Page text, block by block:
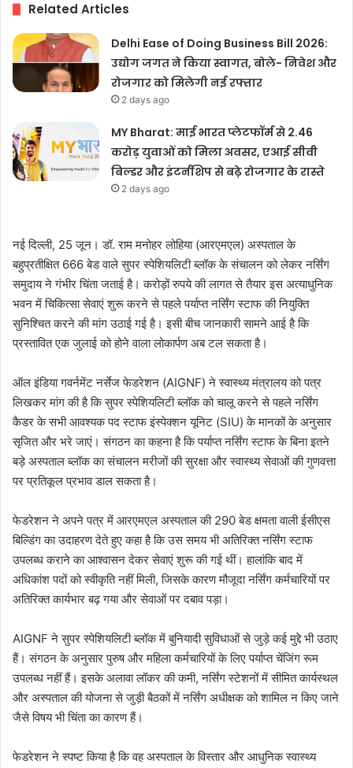
Related Articles
Delhi Ease of Doing Business Bill 2026:
उद्योग जगत ने किया स्वागत, बोले- निवेश और
रोजगार को मिलेगी नई रफ्तार
2 days ago
MY Bharat: माई भारत प्लेटफॉर्म से 2.46
करोड़ युवाओं को मिला अवसर, एआई सीवी
बिल्डर और इंटर्नशिप से बढ़े रोजगार के रास्ते
2 days ago
नई दिल्ली, 25 जून। डॉ. राम मनोहर लोहिया (आरएमएल) अस्पताल के
बहुप्रतीक्षित 666 बेड वाले सुपर स्पेशियलिटी ब्लॉक के संचालन को लेकर नर्सिंग
समुदाय ने गंभीर चिंता जताई है। करोड़ों रुपये की लागत से तैयार इस अत्याधुनिक
भवन में चिकित्सा सेवाएं शुरू करने से पहले पर्याप्त नर्सिंग स्टाफ की नियुक्ति
सुनिश्चित करने की मांग उठाई गई है। इसी बीच जानकारी सामने आई है कि
प्रस्तावित एक जुलाई को होने वाला लोकार्पण अब टल सकता है।
ऑल इंडिया गवर्नमेंट नर्सेज फेडरेशन (AIGNF) ने स्वास्थ्य मंत्रालय को पत्र
लिखकर मांग की है कि सुपर स्पेशियलिटी ब्लॉक को चालू करने से पहले नर्सिंग
कैडर के सभी आवश्यक पद स्टाफ इंस्पेक्शन यूनिट (SIU) के मानकों के अनुसार
सृजित और भरे जाएं। संगठन का कहना है कि पर्याप्त नर्सिंग स्टाफ के बिना इतने
बड़े अस्पताल ब्लॉक का संचालन मरीजों की सुरक्षा और स्वास्थ्य सेवाओं की गुणवत्ता
पर प्रतिकूल प्रभाव डाल सकता है।
फेडरेशन ने अपने पत्र में आरएमएल अस्पताल की 290 बेड क्षमता वाली ईसीएस
बिल्डिंग का उदाहरण देते हुए कहा है कि उस समय भी अतिरिक्त नर्सिंग स्टाफ
उपलब्ध कराने का आश्वासन देकर सेवाएं शुरू की गई थीं। हालांकि बाद में
अधिकांश पदों को स्वीकृति नहीं मिली, जिसके कारण मौजूदा नर्सिंग कर्मचारियों पर
अतिरिक्त कार्यभार बढ़ गया और सेवाओं पर दबाव पड़ा।
AIGNF ने सुपर स्पेशियलिटी ब्लॉक में बुनियादी सुविधाओं से जुड़े कई मुद्दे भी उठाए
हैं। संगठन के अनुसार पुरुष और महिला कर्मचारियों के लिए पर्याप्त चेंजिंग रूम
उपलब्ध नहीं हैं। इसके अलावा लॉकर की कमी, नर्सिंग स्टेशनों में सीमित कार्यस्थल
और अस्पताल की योजना से जुड़ी बैठकों में नर्सिंग अधीक्षक को शामिल न किए जाने
जैसे विषय भी चिंता का कारण हैं।
फेडरेशन ने स्पष्ट किया है कि वह अस्पताल के विस्तार और आधुनिक स्वास्थ्य